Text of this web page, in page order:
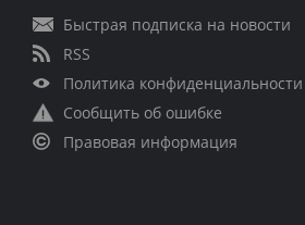
Быстрая подписка на новости
RSS
Политика конфиденциальности
Сообщить об ошибке
Правовая информация